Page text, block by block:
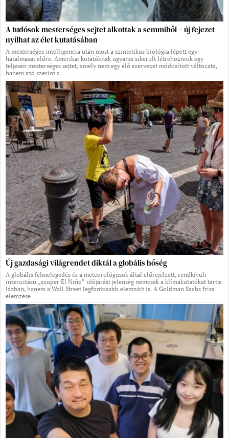
A tudósok mesterséges sejtet alkottak a semmiből – új fejezet
nyílhat az élet kutatásában
A mesterséges intelligencia után most a szintetikus biológia lépett egy
hatalmasat előre. Amerikai kutatóknak ugyanis sikerült létrehozniuk egy
teljesen mesterséges sejtet, amely nem egy élő szervezet módosított változata,
hanem szó szerint a
Új gazdasági világrendet diktál a globális hőség
A globális felmelegedés és a meteorológusok által előrejelzett, rendkívüli
intenzitású „szuper El Niño” időjárási jelenség nemcsak a klímakutatókat tartja
lázban, hanem a Wall Street legfontosabb elemzőit is. A Goldman Sachs friss
elemzése